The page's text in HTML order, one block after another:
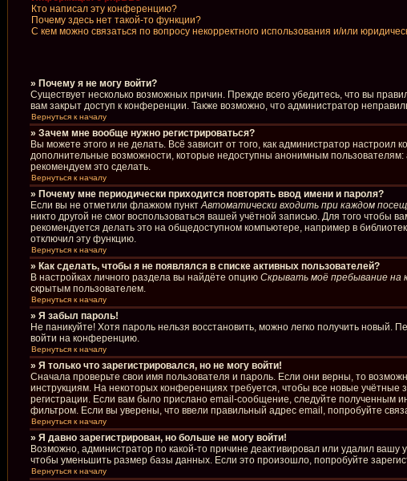
Кто написал эту конференцию?
Почему здесь нет такой-то функции?
С кем можно связаться по вопросу некорректного использования и/или
» Почему я не могу войти?
Существует несколько возможных причин. Прежде всего убедитесь, что вы
вам закрыт доступ к конференции. Также возможно, что администратор
Вернуться к началу
» Зачем мне вообще нужно регистрироваться?
Вы можете этого и не делать. Всё зависит от того, как администратор
дополнительные возможности, которые недоступны анонимным пользователям:
рекомендуем это сделать.
Вернуться к началу
» Почему мне периодически приходится повторять ввод имени и пароля?
Если вы не отметили флажком пунктАвтоматически входить при каждом
никто другой не смог воспользоваться вашей учётной записью. Для того
рекомендуется делать это на общедоступном компьютере, например в
отключил эту функцию.
Вернуться к началу
» Как сделать, чтобы я не появлялся в списке активных пользователей?
В настройках личного раздела вы найдёте опцию Скрывать моё пребывание на
скрытым пользователем.
Вернуться к началу
» Я забыл пароль!
Не паникуйте! Хотя пароль нельзя восстановить, можно легко получить
войти на конференцию.
Вернуться к началу
» Я только что зарегистрировался, но не могу войти!
Сначала проверьте свои имя пользователя и пароль. Если они верны, то
инструкциям. На некоторых конференциях требуется, чтобы все новые
регистрации. Если вам было прислано email-сообщение, следуйте полученным
фильтром. Если вы уверены, что ввели правильный адрес email, попробуйте
Вернуться к началу
» Я давно зарегистрирован, но больше не могу войти!
Возможно, администратор по какой-то причине деактивировал или удалил
чтобы уменьшить размер базы данных. Если это произошло, попробуйте
Вернуться к началу